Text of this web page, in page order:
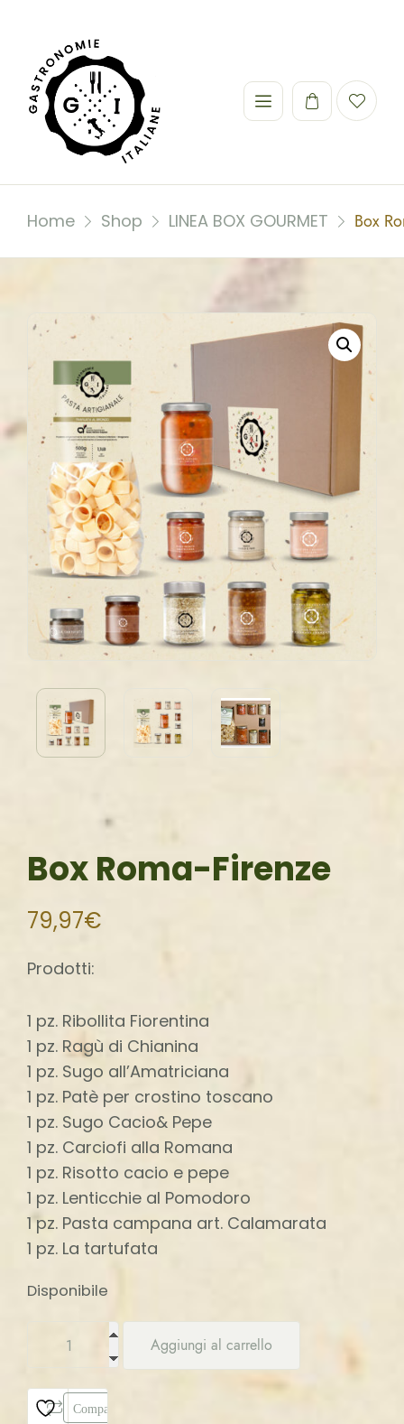
Home Shop LINEA BOX GOURMET Box
Box Roma-Firenze
79,97€
Prodotti:
1 pz. Ribollita Fiorentina
1 pz. Ragù di Chianina
1 pz. Sugo all’Amatriciana
1 pz. Patè per crostino toscano
1 pz. Sugo Cacio& Pepe
1 pz. Carciofi alla Romana
1 pz. Risotto cacio e pepe
1 pz. Lenticchie al Pomodoro
1 pz. Pasta campana art. Calamarata
1 pz. La tartufata
Disponibile
Aggiungi al carrello
Compara